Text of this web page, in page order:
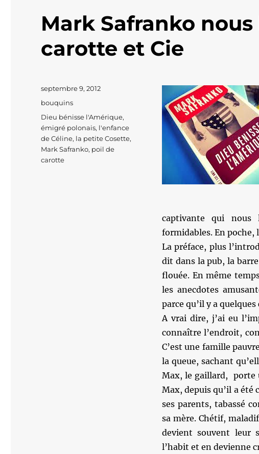
Mark Safranko
carotte et Cie
captivante qui nous
formidables. En
La préface, plus
dit dans la pub, la
flouée. En même
les anecdotes
parce qu’il y a
A vrai dire, j’ai eu
connaître l’endroit,
C’est une famille
la queue, sachant
Max, le gaillard, porte
Max, depuis qu’il a été
ses parents, tabassé
sa mère. Chétif,
devient souvent leur
l’habit et en devienne
Publié
le
septembre 9, 2012
Catégories
bouquins
Étiquettes
Dieu bénisse l'Amérique,
émigré polonais, l'enfance
de Céline, la petite Cosette,
Mark Safranko, poil de
carotte